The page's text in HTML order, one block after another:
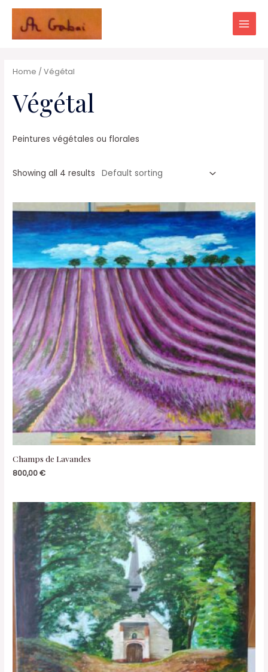
Aller
contenu
Main
Home / Végétal
Végétal
Peintures végétales ou florales
Showing all 4 results
Champs de Lavandes
800,00€